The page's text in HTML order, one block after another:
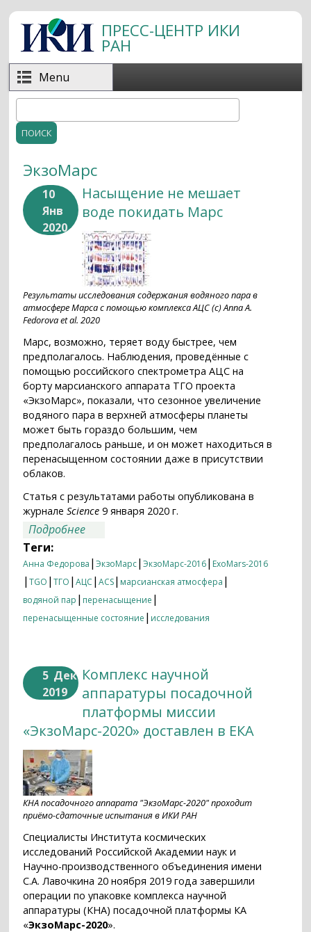
Перейти к основному содержанию
ПРЕСС-ЦЕНТР ИКИ
РАН
Menu
Форма поиска
ЭкзоМарс
10
Янв
2020
Насыщение не мешает
воде покидать Марс
Результаты исследования содержания водяного пара в
атмосфере Марса с помощью комплекса АЦС (c) Anna A.
Fedorova et al. 2020
Марс, возможно, теряет воду быстрее, чем
предполагалось. Наблюдения, проведённые с
помощью российского спектрометра АЦС на
борту марсианского аппарата ТГО проекта
«ЭкзоМарс», показали, что сезонное увеличение
водяного пара в верхней атмосферы планеты
может быть гораздо большим, чем
предполагалось раньше, и он может находиться в
перенасыщенном состоянии даже в присутствии
облаков.
Статья с результатами работы опубликована в
журналеScience 9 января 2020 г.
Подробнее
Теги:
Анна Федорова |ЭкзоМарс|ЭкзоМарс-2016| ExoMars-2016
|TGO |ТГО |АЦС |ACS| марсианская атмосфера |
водяной пар | перенасыщение |
перенасыщенные состояние | исследования
5 Дек
2019
Комплекс научной
аппаратуры посадочной
платформы миссии
«ЭкзоМарс-2020» доставлен в ЕКА
КНА посадочного аппарата "ЭкзоМарс-2020" проходит
приёмо-сдаточные испытания в ИКИ РАН
Специалисты Института космических
исследований Российской Академии наук и
Научно-производственного объединения имени
С.А. Лавочкина 20 ноября 2019 года завершили
операции по упаковке комплекса научной
аппаратуры (КНА) посадочной платформы КА
«ЭкзоМарс-2020».